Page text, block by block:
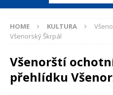
HOME KULTURA
Všenorský Škrpál
Všenorští
přehlídku